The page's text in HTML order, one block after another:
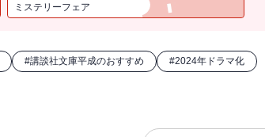
ミステリーフェア
#講談社文庫平成のおすすめ #2024年ドラマ化